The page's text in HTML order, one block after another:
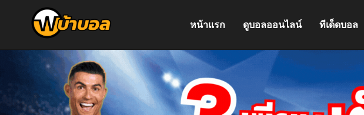
หน้าแรก ดูบอลออนไลน์ ทีเด็ดบอล